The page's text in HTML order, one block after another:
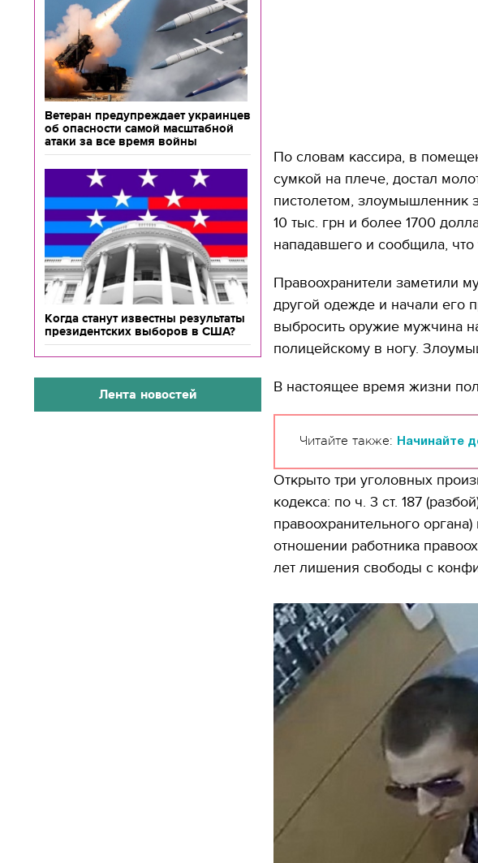
Ветеран предупреждает украинцев
об опасности самой масштабной
атаки за все время войны
Когда станут известны результаты
президентских выборов в США?
Лента новостей
По словам кассира, в
сумкой на плече, достал
пистолетом, злоумышленник
10 тыс. грн и более 1700
нападавшего и сообщила, что
Правоохранители заметили
другой одежде и начали его
выбросить оружие мужчина
полицейскому в ногу.
В настоящее время жизни
Читайте также: Начинайте
Открыто три уголовных
кодекса: по ч. 3 ст. 187
правоохранительного
отношении работника
лет лишения свободы с